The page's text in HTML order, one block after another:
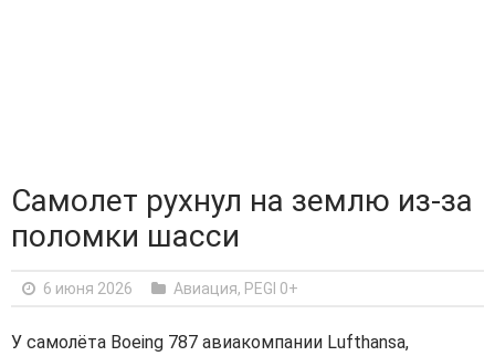
Самолет рухнул на землю из-за
поломки шасси
6 июня 2026 Авиация, PEGI 0+
У самолёта Boeing 787 авиакомпании Lufthansa,